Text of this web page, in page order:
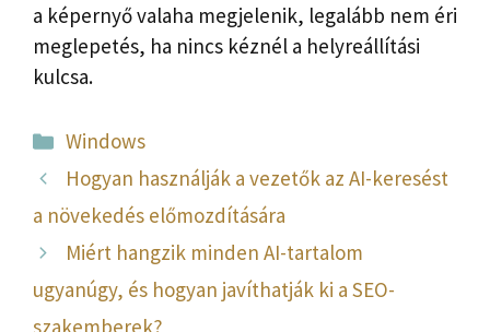
a képernyő valaha megjelenik, legalább nem éri
meglepetés, ha nincs kéznél a helyreállítási
kulcsa.
Kategória
Windows
Hogyan használják a vezetők az AI-keresést
a növekedés előmozdítására
Miért hangzik minden AI-tartalom
ugyanúgy, és hogyan javíthatják ki a SEO-
szakemberek?